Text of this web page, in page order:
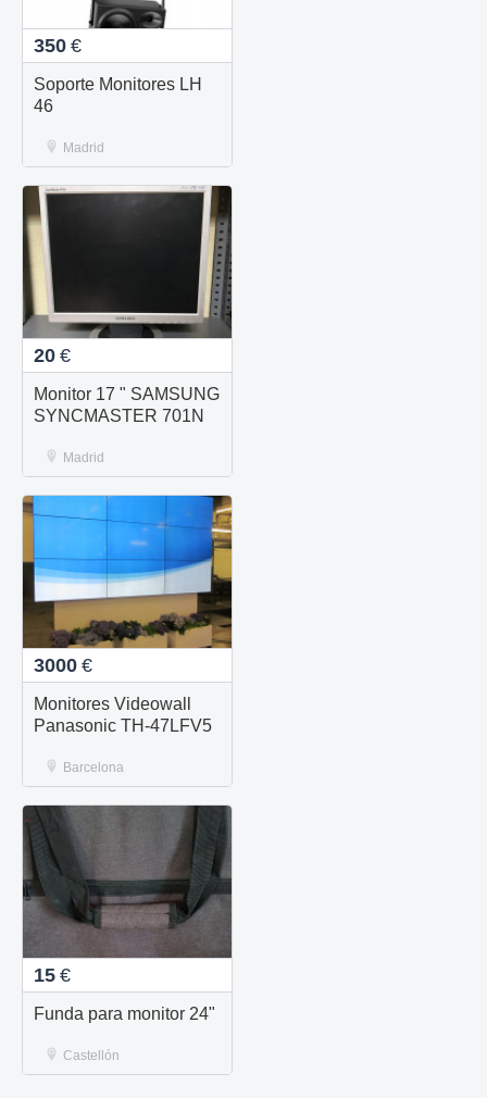
350 €
Soporte Monitores LH
46
Madrid
20 €
Monitor 17 " SAMSUNG
SYNCMASTER 701N
Madrid
3000 €
Monitores Videowall
Panasonic TH-47LFV5
Barcelona
15 €
Funda para monitor 24"
Castellón